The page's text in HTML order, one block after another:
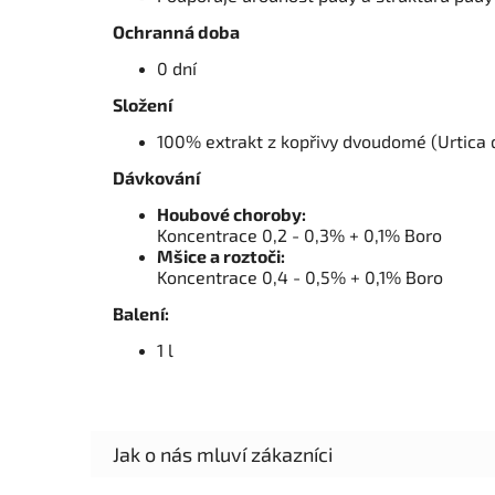
Ochranná doba
0 dní
Složení
100% extrakt z kopřivy dvoudomé (Urtica
Dávkování
Houbové choroby:
Koncentrace 0,2 - 0,3% + 0,1% Boro
Mšice a roztoči:
Koncentrace 0,4 - 0,5% + 0,1% Boro
Balení:
1 l